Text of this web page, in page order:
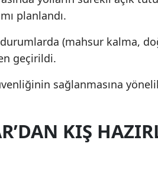
Kayseri
Kocaeli
Kütahya
planlandı.
durumlarda (mahsur kalma,
geçirildi.
sağlanmasına
KIŞ